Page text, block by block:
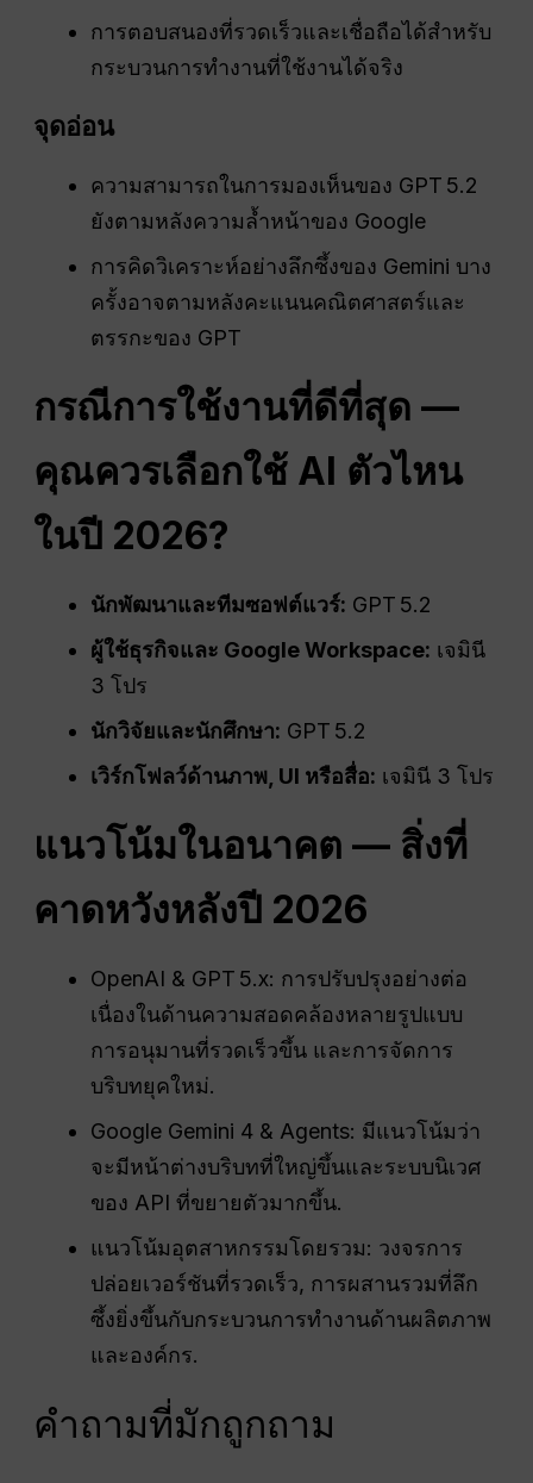
การตอบสนองที่รวดเร็วและเชื่อถือได้สำหรับ
กระบวนการทำงานที่ใช้งานได้จริง
จุดอ่อน
ความสามารถในการมองเห็นของ GPT 5.2
ยังตามหลังความล้ำหน้าของ Google
การคิดวิเคราะห์อย่างลึกซึ้งของ Gemini บาง
ครั้งอาจตามหลังคะแนนคณิตศาสตร์และ
ตรรกะของ GPT
กรณีการใช้งานที่ดีที่สุด —
คุณควรเลือกใช้ AI ตัวไหน
ในปี 2026?
นักพัฒนาและทีมซอฟต์แวร์: GPT 5.2
ผู้ใช้ธุรกิจและ Google Workspace: เจมินี
3 โปร
นักวิจัยและนักศึกษา: GPT 5.2
เวิร์กโฟลว์ด้านภาพ, UI หรือสื่อ: เจมินี 3 โปร
แนวโน้มในอนาคต — สิ่งที่
คาดหวังหลังปี 2026
OpenAI & GPT 5.x: การปรับปรุงอย่างต่อ
เนื่องในด้านความสอดคล้องหลายรูปแบบ
การอนุมานที่รวดเร็วขึ้น และการจัดการ
บริบทยุคใหม่.
Google Gemini 4 & Agents: มีแนวโน้มว่า
จะมีหน้าต่างบริบทที่ใหญ่ขึ้นและระบบนิเวศ
ของ API ที่ขยายตัวมากขึ้น.
แนวโน้มอุตสาหกรรมโดยรวม: วงจรการ
ปล่อยเวอร์ชันที่รวดเร็ว, การผสานรวมที่ลึก
ซึ้งยิ่งขึ้นกับกระบวนการทำงานด้านผลิตภาพ
และองค์กร.
คำถามที่มักถูกถาม